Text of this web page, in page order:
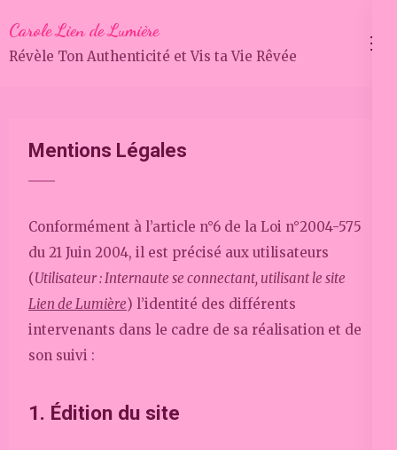
au
contenu
Carole Lien de Lumière
Révèle Ton Authenticité et Vis ta Vie Rêvée
Mentions Légales
Conformément à l’article n°6 de la Loi n°2004-575
du 21 Juin 2004, il est précisé aux utilisateurs
(Utilisateur : Internaute se connectant, utilisant le site
Lien de Lumière) l’identité des différents
intervenants dans le cadre de sa réalisation et de
son suivi :
1. Édition du site